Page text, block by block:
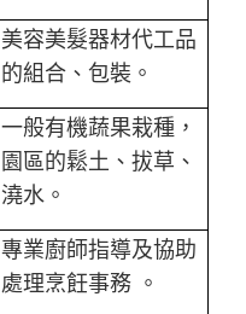
美容美髮器材代工品
的組合、包裝。
一般有機蔬果栽種，
園區的鬆土、拔草、
澆水。
專業廚師指導及協助
處理烹飪事務 。